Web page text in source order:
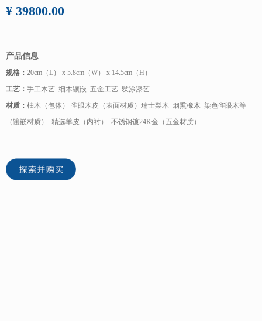
¥ 39800.00
产品信息
规格： 20cm（L） x 5.8cm（W） x 14.5cm（H）
工艺： 手工木艺 细木镶嵌 五金工艺 髹涂漆艺
材质： 柚木（包体） 雀眼木皮（表面材质）瑞士梨木 烟熏橡木 染色雀眼木等
（镶嵌材质） 精选羊皮（内衬） 不锈钢镀24K金（五金材质）